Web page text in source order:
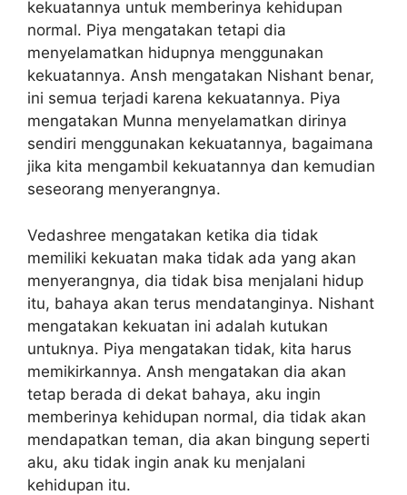
kekuatannya untuk memberinya kehidupan
normal. Piya mengatakan tetapi dia
menyelamatkan hidupnya menggunakan
kekuatannya. Ansh mengatakan Nishant benar,
ini semua terjadi karena kekuatannya. Piya
mengatakan Munna menyelamatkan dirinya
sendiri menggunakan kekuatannya, bagaimana
jika kita mengambil kekuatannya dan kemudian
seseorang menyerangnya.
Vedashree mengatakan ketika dia tidak
memiliki kekuatan maka tidak ada yang akan
menyerangnya, dia tidak bisa menjalani hidup
itu, bahaya akan terus mendatanginya. Nishant
mengatakan kekuatan ini adalah kutukan
untuknya. Piya mengatakan tidak, kita harus
memikirkannya. Ansh mengatakan dia akan
tetap berada di dekat bahaya, aku ingin
memberinya kehidupan normal, dia tidak akan
mendapatkan teman, dia akan bingung seperti
aku, aku tidak ingin anak ku menjalani
kehidupan itu.